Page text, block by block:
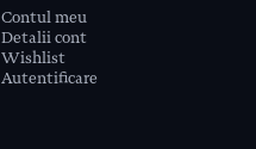
Contul meu
Detalii cont
Wishlist
Autentificare